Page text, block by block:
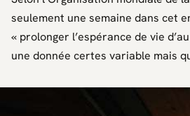
seulement une semaine dans cet
« prolonger l’espérance de vie
une donnée certes variable mais